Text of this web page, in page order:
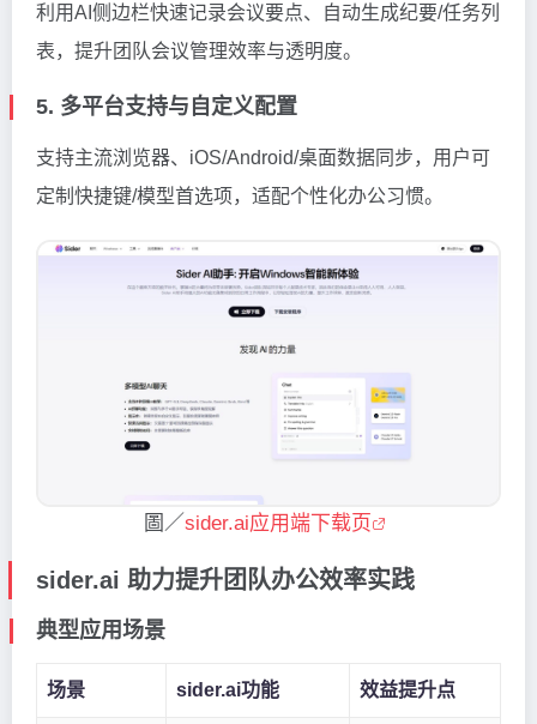
利用AI侧边栏快速记录会议要点、自动生成纪要/任务列
表，提升团队会议管理效率与透明度。
5. 多平台支持与自定义配置
支持主流浏览器、iOS/Android/桌面数据同步，用户可
定制快捷键/模型首选项，适配个性化办公习惯。
圖／sider.ai应用端下载页
sider.ai 助力提升团队办公效率实践
典型应用场景
场景 sider.ai功能 效益提升点